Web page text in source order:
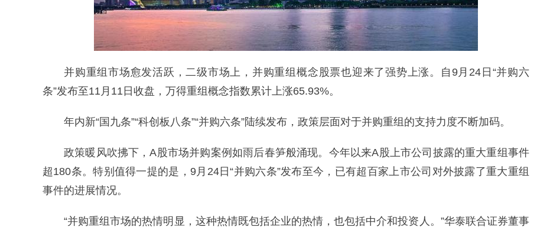
并购重组市场愈发活跃，二级市场上，并购重组概念股票也迎来了强势上涨。自9月24日“并购六
条”发布至11月11日收盘，万得重组概念指数累计上涨65.93%。
年内新“国九条”“科创板八条”“并购六条”陆续发布，政策层面对于并购重组的支持力度不断加码。
政策暖风吹拂下，A股市场并购案例如雨后春笋般涌现。今年以来A股上市公司披露的重大重组事件
超180条。特别值得一提的是，9月24日“并购六条”发布至今，已有超百家上市公司对外披露了重大重组
事件的进展情况。
“并购重组市场的热情明显，这种热情既包括企业的热情，也包括中介和投资人。”华泰联合证券董事